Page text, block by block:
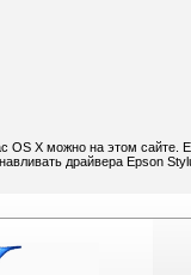
OS X можно на этом сайте.
драйвера Epson